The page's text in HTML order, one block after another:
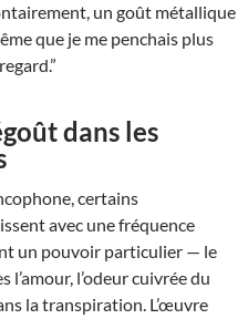
un goût métallique
que je me penchais plus
dans les
certains
avec une fréquence
un pouvoir particulier — le
l’amour, l’odeur cuivrée du
la transpiration. L’œuvre